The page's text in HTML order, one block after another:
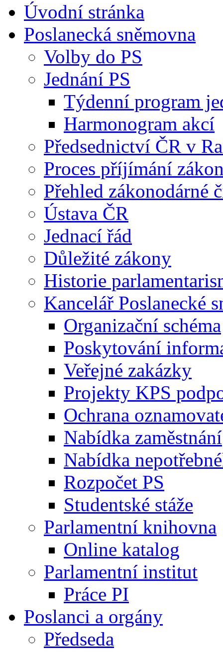
Úvodní stránka
Poslanecká sněmovna
Volby do PS
Jednání PS
Týdenní program
Harmonogram akcí
Předsednictví ČR v
Proces příjímání
Přehled zákonodárné
Ústava ČR
Jednací řád
Důležité zákony
Historie
Kancelář Poslanecké
Organizační schéma
Poskytování
Veřejné zakázky
Projekty KPS
Ochrana
Nabídka zaměstnání
Nabídka
Rozpočet PS
Studentské stáže
Parlamentní knihovna
Online katalog
Parlamentní institut
Práce PI
Poslanci a orgány
Předseda